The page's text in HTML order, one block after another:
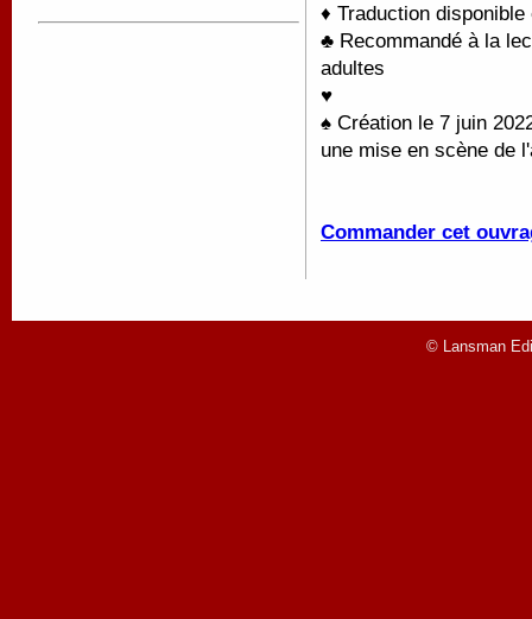
♦ Traduction
♣ Recommandé à la
adultes
♥
♠ Création le 7 juin
une mise en scène de
Commander cet
© Lansman